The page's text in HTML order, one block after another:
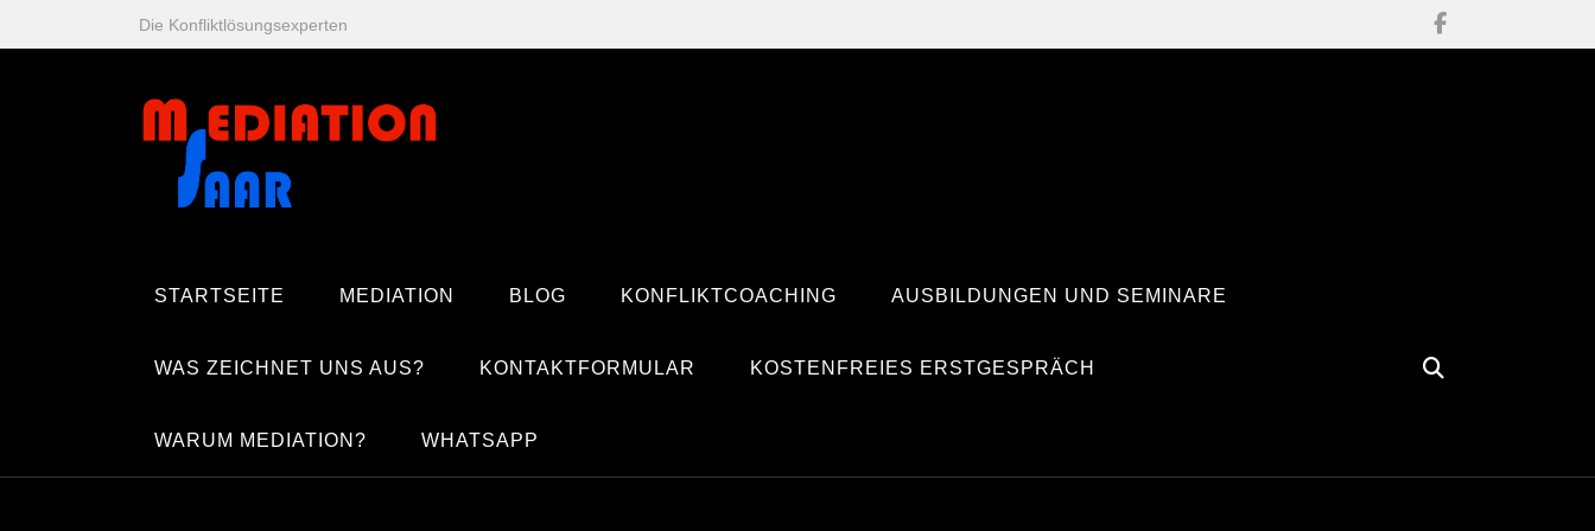
Inhalt
Die Konfliktlösungsexperten
STARTSEITE MEDIATION BLOG KONFLIKTCOACHING AUSBILDUNGEN UND SEMINARE
WAS ZEICHNET UNS AUS? KONTAKTFORMULAR KOSTENFREIES ERSTGESPRÄCH
WARUM MEDIATION? WHATSAPP